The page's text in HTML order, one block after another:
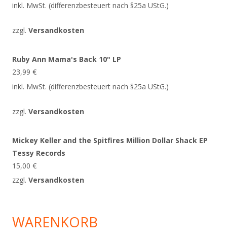
inkl. MwSt. (differenzbesteuert nach §25a UStG.)
zzgl. Versandkosten
Ruby Ann Mama's Back 10" LP
23,99 €
inkl. MwSt. (differenzbesteuert nach §25a UStG.)
zzgl. Versandkosten
Mickey Keller and the Spitfires Million Dollar Shack EP
Tessy Records
15,00 €
zzgl. Versandkosten
WARENKORB